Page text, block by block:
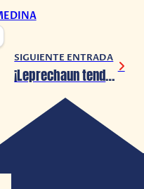
SIGUIENTE ENTRADA
¡Leprechaun tendrá un reboot! (De nuevo)